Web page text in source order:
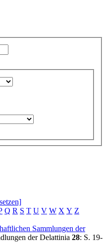
Q R S T U V W X Y Z
Sammlungen der
der Delattinia 28: S. 19-